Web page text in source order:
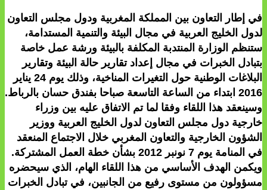
في إطار التعاون بين المملكة المغربية ودول مجلس التعاون
لدول الخليج العربية في مجال البيئة والتنمية المستدامة،
ستنظم الوزارة المنتدبة المكلفة بالبيئة ورشة عمل خاصة
بتبادل الخبرات في مجال إعداد تقارير حالة البيئة وتقارير
البلاغات الوطنية حول التغيرات المناخية، وذلك يوم 24 يناير
2016 ابتداء من الساعة التاسعة صباحا بفندق حسان بالرباط.
وسينعقد هذا اللقاء وفقا لما تم الاتفاق عليه بين وزراء
خارجية دول مجلس التعاون لدول الخليج العربية ووزير
الشؤون الخارجية والتعاون المغربي خلال الاجتماع المنعقد
في المنامة يوم 7 نونبر 2012 بشأن خطة العمل المشتركة.
ويكمن الهدف الأساسي من هذا اللقاء الهام، الذي سيحضره
مسؤولون من مستوى رفيع من الجانبين، في تبادل الخبرات